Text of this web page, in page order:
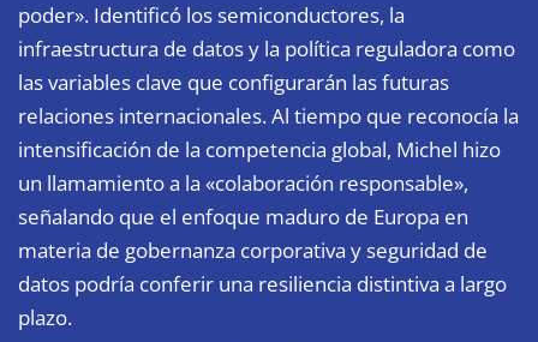
poder». Identificó los semiconductores, la
infraestructura de datos y la política reguladora como
las variables clave que configurarán las futuras
relaciones internacionales. Al tiempo que reconocía la
intensificación de la competencia global, Michel hizo
un llamamiento a la «colaboración responsable»,
señalando que el enfoque maduro de Europa en
materia de gobernanza corporativa y seguridad de
datos podría conferir una resiliencia distintiva a largo
plazo.